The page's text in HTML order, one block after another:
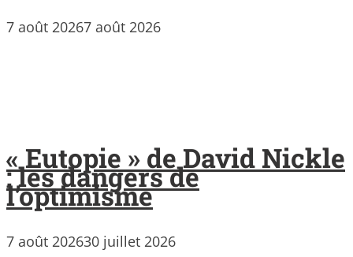
7 août 20267 août 2026
« Eutopie » de David Nickle
: les dangers de
l’optimisme
7 août 202630 juillet 2026